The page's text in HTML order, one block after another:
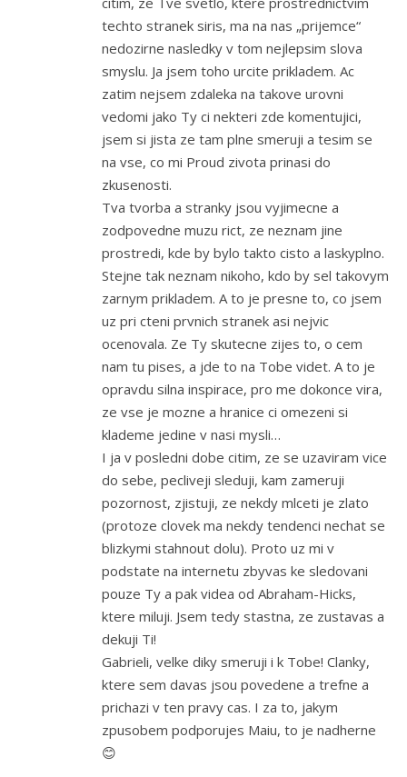
techto stranek siris, ma na nas „prijemce“
nedozirne nasledky v tom nejlepsim slova
smyslu. Ja jsem toho urcite prikladem. Ac
zatim nejsem zdaleka na takove urovni
vedomi jako Ty ci nekteri zde komentujici,
jsem si jista ze tam plne smeruji a tesim se
na vse, co mi Proud zivota prinasi do
zkusenosti.
Tva tvorba a stranky jsou vyjimecne a
zodpovedne muzu rict, ze neznam jine
prostredi, kde by bylo takto cisto a laskyplno.
Stejne tak neznam nikoho, kdo by sel takovym
zarnym prikladem. A to je presne to, co jsem
uz pri cteni prvnich stranek asi nejvic
ocenovala. Ze Ty skutecne zijes to, o cem
nam tu pises, a jde to na Tobe videt. A to je
opravdu silna inspirace, pro me dokonce vira,
ze vse je mozne a hranice ci omezeni si
klademe jedine v nasi mysli…
I ja v posledni dobe citim, ze se uzaviram vice
do sebe, pecliveji sleduji, kam zameruji
pozornost, zjistuji, ze nekdy mlceti je zlato
(protoze clovek ma nekdy tendenci nechat se
blizkymi stahnout dolu). Proto uz mi v
podstate na internetu zbyvas ke sledovani
pouze Ty a pak videa od Abraham-Hicks,
ktere miluji. Jsem tedy stastna, ze zustavas a
dekuji Ti!
Gabrieli, velke diky smeruji i k Tobe! Clanky,
ktere sem davas jsou povedene a trefne a
prichazi v ten pravy cas. I za to, jakym
zpusobem podporujes Maiu, to je nadherne
😊